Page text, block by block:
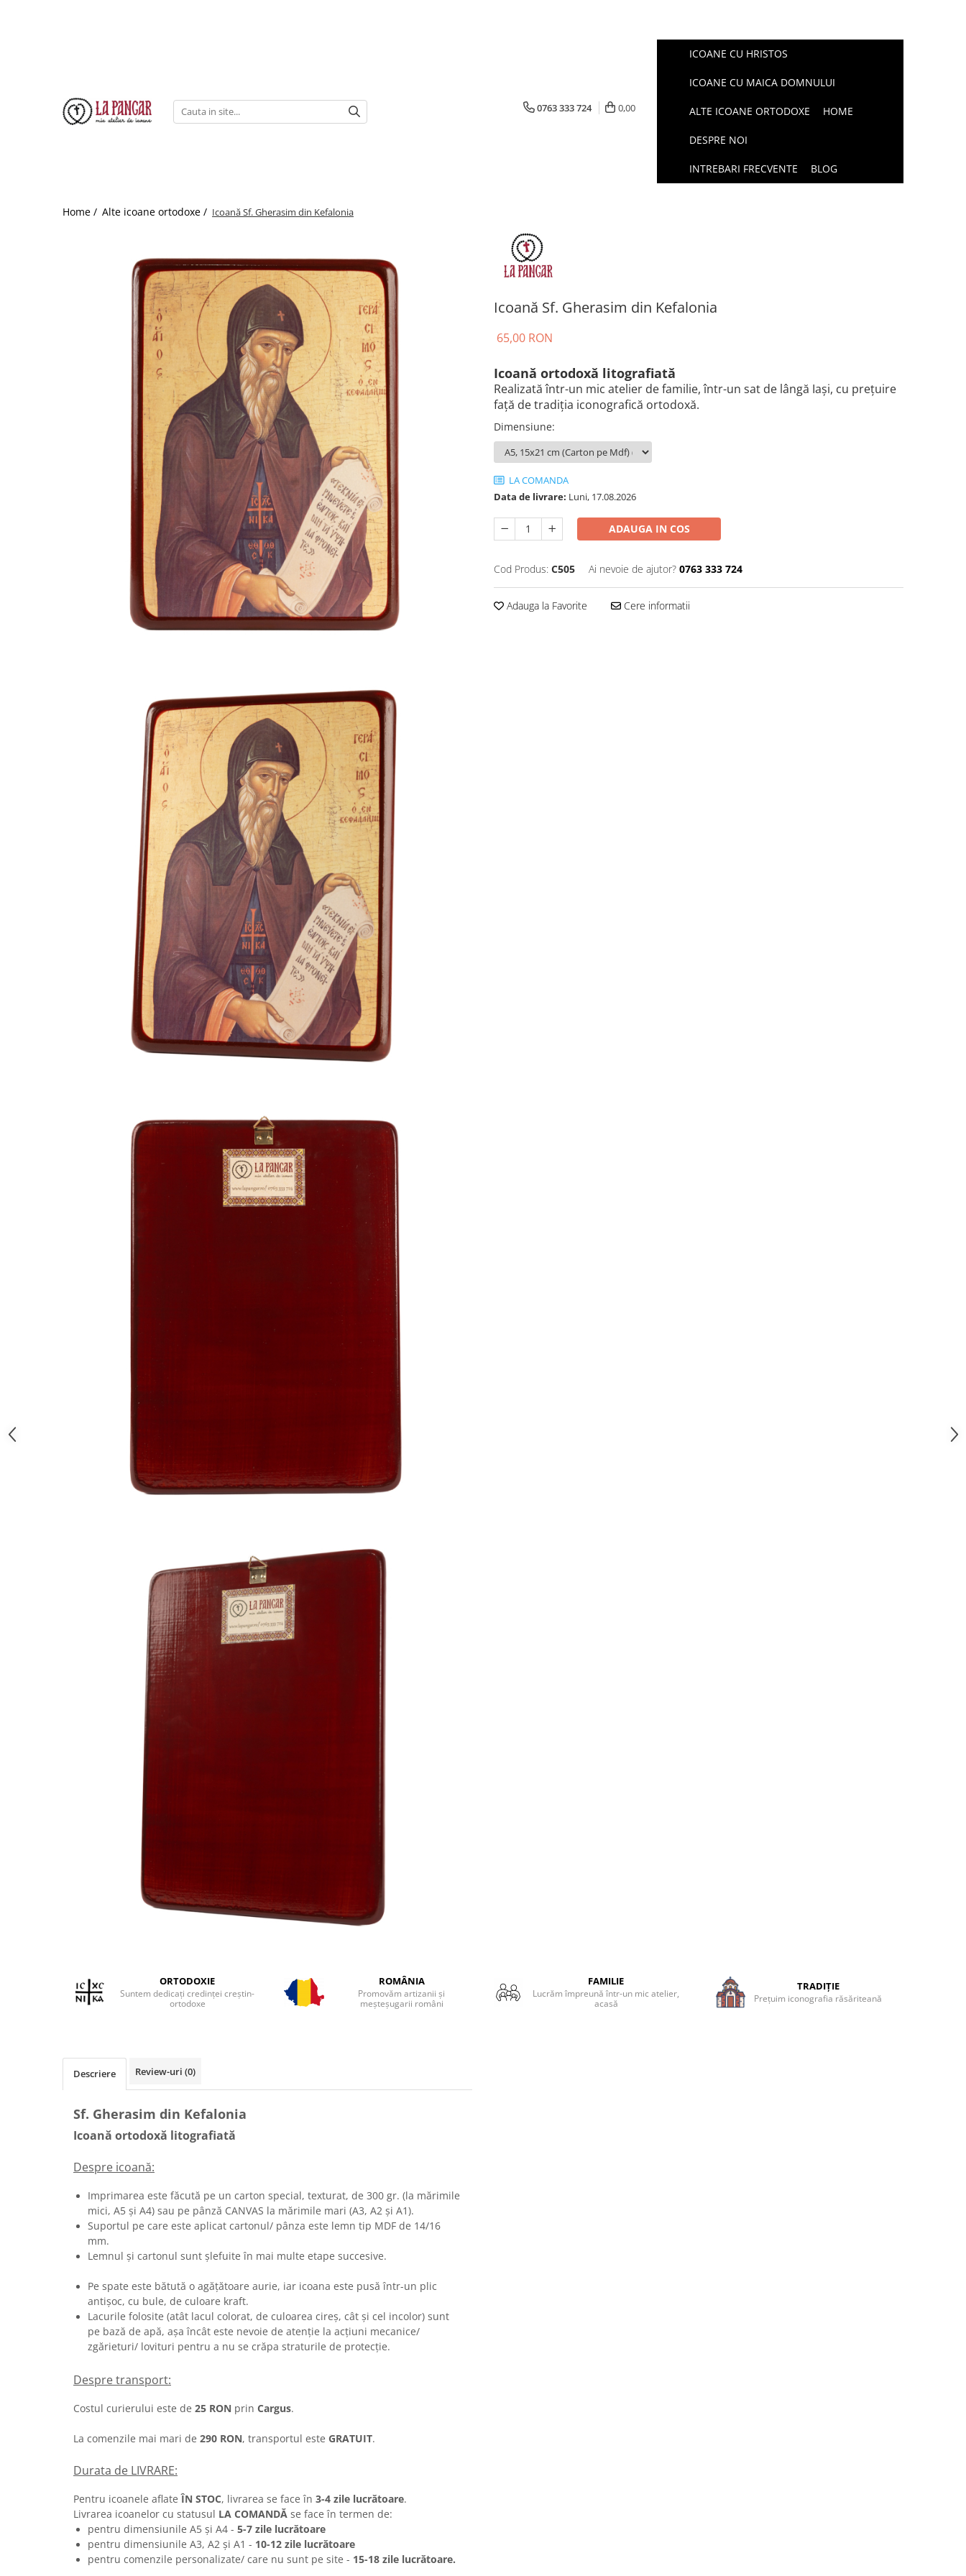
0763 333 724 0,00
ICOANE CU HRISTOS
ICOANE CU MAICA DOMNULUI
ALTE ICOANE ORTODOXE HOME
DESPRE NOI
INTREBARI FRECVENTE BLOG
Home / Alte icoane ortodoxe / Icoană Sf. Gherasim din Kefalonia
Icoană Sf. Gherasim din Kefalonia
65,00 RON
Icoană ortodoxă litografiată
Realizată într-un mic atelier de familie, într-un sat de lângă Iași, cu prețuire
față de tradiția iconografică ortodoxă.
Dimensiune:
LA COMANDA
Data de livrare: Luni, 17.08.2026
ADAUGA IN COS
Cod Produs: C505 Ai nevoie de ajutor? 0763 333 724
Adauga la Favorite Cere informatii
ORTODOXIE
Suntem dedicați credinței creștin-
ortodoxe
ROMÂNIA
Promovăm artizanii și
meșteșugarii români
FAMILIE
Lucrăm împreună într-un mic atelier,
acasă
TRADIȚIE
Prețuim iconografia răsăriteană
Descriere Review-uri (0)
Sf. Gherasim din Kefalonia
Icoană ortodoxă litografiată
Despre icoană:
Imprimarea este făcută pe un carton special, texturat, de 300 gr. (la mărimile
mici, A5 și A4) sau pe pânză CANVAS la mărimile mari (A3, A2 și A1).
Suportul pe care este aplicat cartonul/ pânza este lemn tip MDF de 14/16
mm.
Lemnul și cartonul sunt șlefuite în mai multe etape succesive.
Pe spate este bătută o agățătoare aurie, iar icoana este pusă într-un plic
antișoc, cu bule, de culoare kraft.
Lacurile folosite (atât lacul colorat, de culoarea cireș, cât și cel incolor) sunt
pe bază de apă, așa încât este nevoie de atenție la acțiuni mecanice/
zgărieturi/ lovituri pentru a nu se crăpa straturile de protecție.
Despre transport:
Costul curierului este de 25 RON prin Cargus.
La comenzile mai mari de 290 RON, transportul este GRATUIT.
Durata de LIVRARE:
Pentru icoanele aflateÎN STOC, livrarea se face în 3-4 zile lucrătoare.
Livrarea icoanelor cu statusul LA COMANDĂ se face în termen de:
pentru dimensiunile A5 și A4 - 5-7 zile lucrătoare
pentru dimensiunile A3, A2 și A1 - 10-12 zile lucrătoare
pentru comenzile personalizate/ care nu sunt pe site - 15-18 zile lucrătoare.